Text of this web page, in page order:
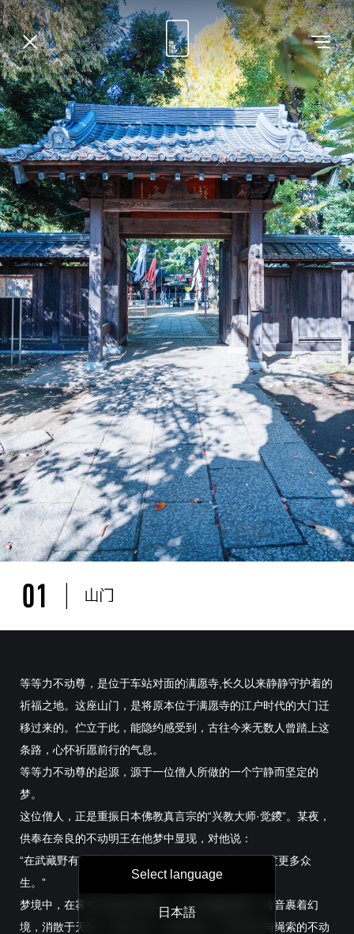
等等力不动尊，是位于车站对面的满愿寺,长久以来静静守护着的
祈福之地。这座山门，是将原本位于满愿寺的江户时代的大门迁
移过来的。伫立于此，能隐约感受到，古往今来无数人曾踏上这
条路，心怀祈愿前行的气息。
等等力不动尊的起源，源于一位僧人所做的一个宁静而坚定的
梦。
这位僧人，正是重振日本佛教真言宗的“兴教大师·觉鑁”。某夜，
供奉在奈良的不动明王在他梦中显现，对他说：
“在武藏野有一处非凡之地，你要前往那里驻留，救度更多众
生。”
梦境中，在雾气弥漫的清泉畔，一童子翩翩起舞，铃音裹着幻
境，消散于天际。清泉中央，背负烈焰，手持利剑与绳索的不动
Select language
日本語